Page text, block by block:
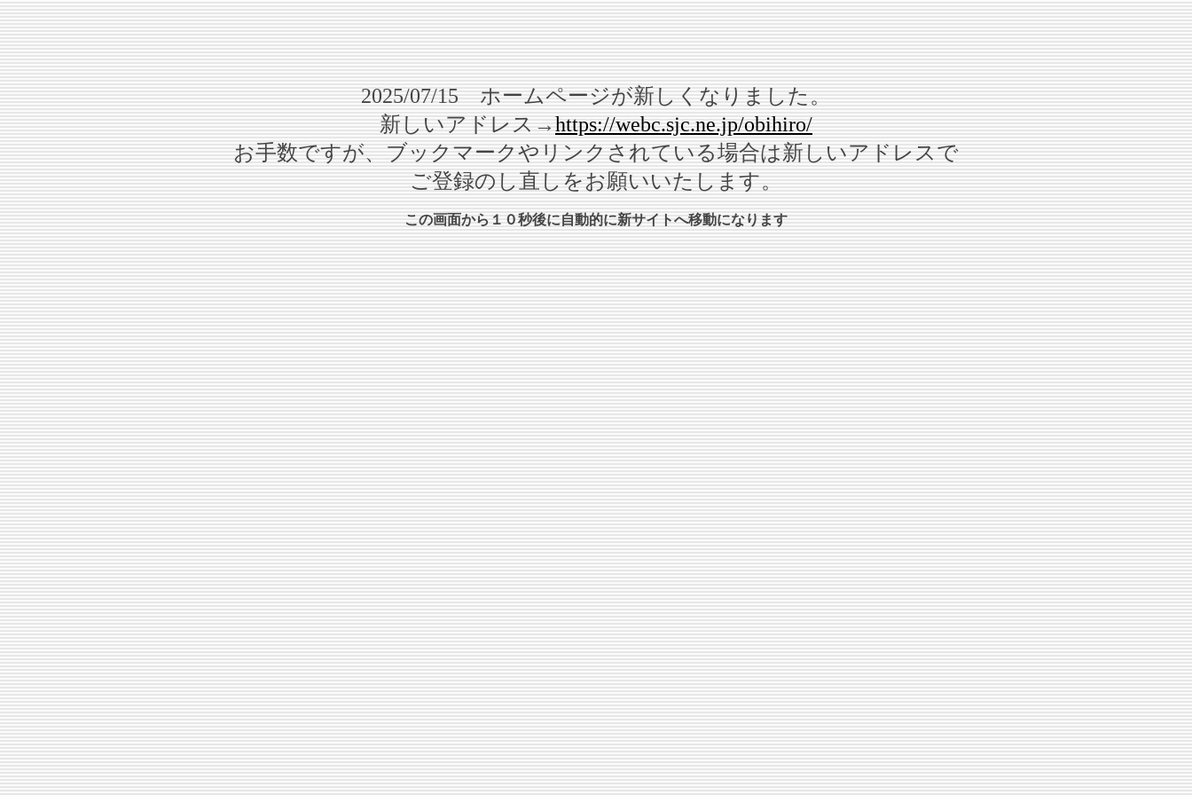
2025/07/15 ホームページが新しくなりました。
新しいアドレス→https://webc.sjc.ne.jp/obihiro/
お手数ですが、ブックマークやリンクされている場合は新しいアドレスで
ご登録のし直しをお願いいたします。
この画面から１０秒後に自動的に新サイトへ移動になります